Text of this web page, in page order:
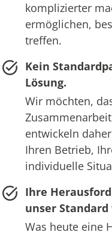
komplizierter
ermöglichen,
treffen.
Kein
Lösung.
Wir möchten,
entwickeln
Ihren Betrieb,
individuelle
Ihre
unser
Was heute eine